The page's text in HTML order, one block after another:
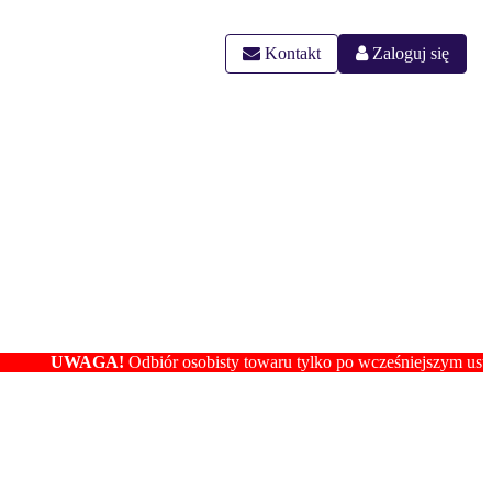
Kontakt Zaloguj się
Odbiór osobisty towaru tylko po wcześniejszym ustaleniu